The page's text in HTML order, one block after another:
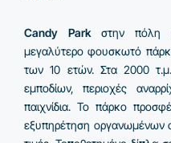
Candy Parkστην πόλη
μεγαλύτερο φουσκωτό
των 10 ετών. Στα 2000
εμποδίων, περιοχές
παιχνίδια. Το πάρκο
εξυπηρέτηση οργανωμένων